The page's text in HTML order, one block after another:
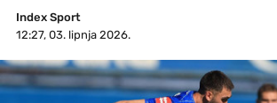
Index Sport
12:27, 03. lipnja 2026.